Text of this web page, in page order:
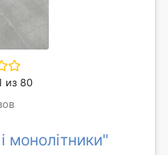
из 80
монолітники"